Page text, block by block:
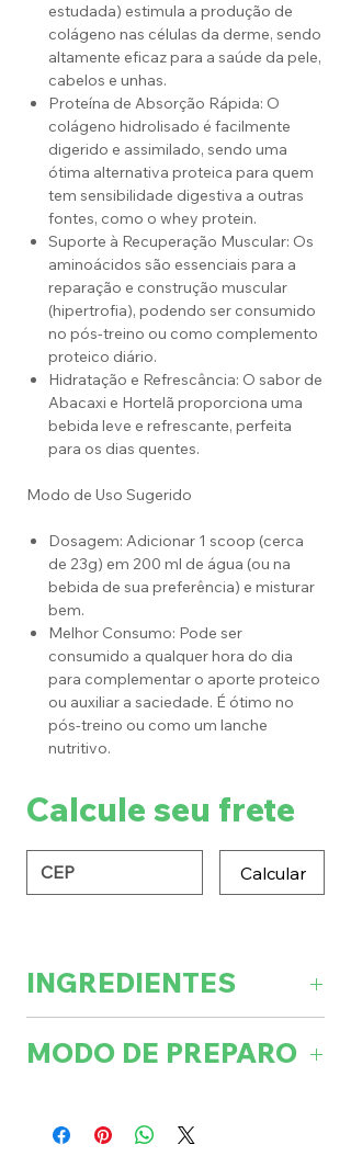
estudada) estimula a produção de
colágeno nas células da derme, sendo
altamente eficaz para a saúde da pele,
cabelos e unhas.
Proteína de Absorção Rápida: O
colágeno hidrolisado é facilmente
digerido e assimilado, sendo uma
ótima alternativa proteica para quem
tem sensibilidade digestiva a outras
fontes, como o whey protein.
Suporte à Recuperação Muscular: Os
aminoácidos são essenciais para a
reparação e construção muscular
(hipertrofia), podendo ser consumido
no pós-treino ou como complemento
proteico diário.
Hidratação e Refrescância: O sabor de
Abacaxi e Hortelã proporciona uma
bebida leve e refrescante, perfeita
para os dias quentes.
Modo de Uso Sugerido
Dosagem: Adicionar 1 scoop (cerca
de 23g) em 200 ml de água (ou na
bebida de sua preferência) e misturar
bem.
Melhor Consumo: Pode ser
consumido a qualquer hora do dia
para complementar o aporte proteico
ou auxiliar a saciedade. É ótimo no
pós-treino ou como um lanche
nutritivo.
Calcule seu frete
Calcular
INGREDIENTES
peptídeosbioativos de colágeno
biotina(vitamina B7), hortelã em pó
MODO DE PREPARO
ÁGUA OU NA SUA BEBIDA